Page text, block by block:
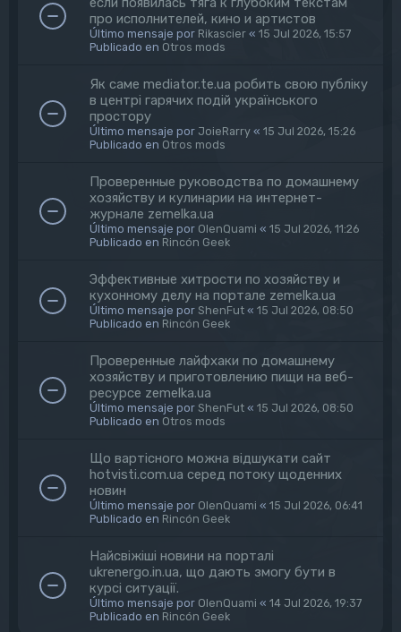
про исполнителей, кино и артистов
Último mensaje por Rikascier « 15 Jul 2026, 15:57
Publicado en Otros mods
Як саме mediator.te.ua робить свою публіку
в центрі гарячих подій українського
простору
Último mensaje por JoieRarry « 15 Jul 2026, 15:26
Publicado en Otros mods
Проверенные руководства по домашнему
хозяйству и кулинарии на интернет-
журнале zemelka.ua
Último mensaje por OlenQuami « 15 Jul 2026, 11:26
Publicado en Rincón Geek
Эффективные хитрости по хозяйству и
кухонному делу на портале zemelka.ua
Último mensaje por ShenFut « 15 Jul 2026, 08:50
Publicado en Rincón Geek
Проверенные лайфхаки по домашнему
хозяйству и приготовлению пищи на веб-
ресурсе zemelka.ua
Último mensaje por ShenFut « 15 Jul 2026, 08:50
Publicado en Otros mods
Що вартісного можна відшукати сайт
hotvisti.com.ua серед потоку щоденних
новин
Último mensaje por OlenQuami « 15 Jul 2026, 06:41
Publicado en Rincón Geek
Найсвіжіші новини на порталі
ukrenergo.in.ua, що дають змогу бути в
курсі ситуації.
Último mensaje por OlenQuami « 14 Jul 2026, 19:37
Publicado en Rincón Geek